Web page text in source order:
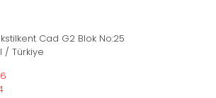
Cad G2 Blok No:25
/ Türkiye